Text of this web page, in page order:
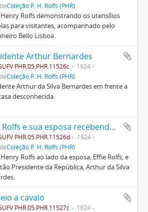
Coleção P. H. Rolfs (PHR)
Rolfs demonstrando os utensílios
para visitantes, acompanhado pelo
Bello Lisboa.
Arthur Bernardes
PHR.05.PHR.11526c
1924
Coleção P. H. Rolfs (PHR)
Arthur da Silva Bernardes em frente a
desconhecida.
P. H. Rolfs e sua esposa recebendo Arthur Bernardes
PHR.05.PHR.11526d
1924
Coleção P. H. Rolfs (PHR)
Rolfs ao lado da esposa, Effie Rolfs, e
Presidente da República, Arthur da Silva
a cavalo
PHR.05.PHR.11527c
1924